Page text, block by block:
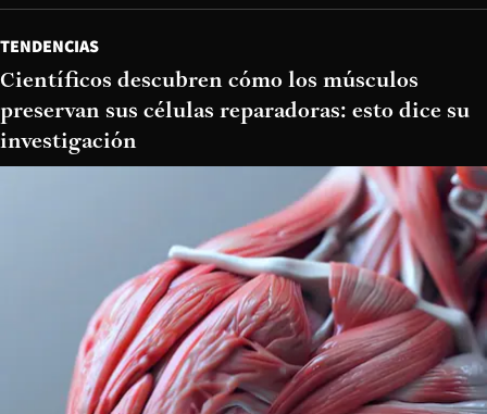
TENDENCIAS
Científicos descubren cómo los músculos
preservan sus células reparadoras: esto dice su
investigación